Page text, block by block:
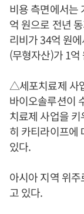
비용 측면에서는
억 원으로 전년
리비가 34억 원
(무형자산)가 1
△세포치료제 사
바이오솔루션이
치료제 사업을
히 카티라이프에
있다.
아시아 지역 위
고 있다.